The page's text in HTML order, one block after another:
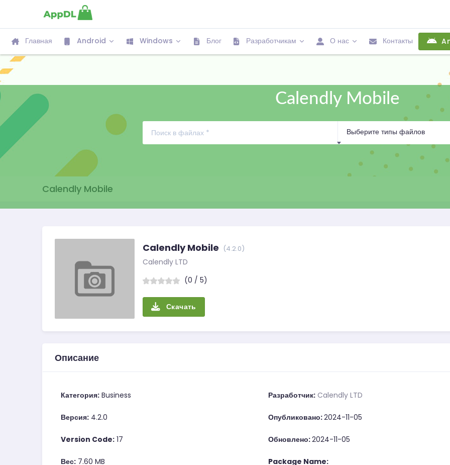
Главная Android Windows Блог Разработчикам О нас Контакты
Calendly Mobile
Выберите типы файлов
Calendly Mobile
Calendly Mobile (4.2.0)
Calendly LTD
(0 / 5)
Скачать
Описание
Категория: Business
Версия: 4.2.0
Version Code: 17
Вес: 7.60 MB
Разработчик: Calendly LTD
Опубликовано:2024-11-05
Обновлено:2024-11-05
Package Name: